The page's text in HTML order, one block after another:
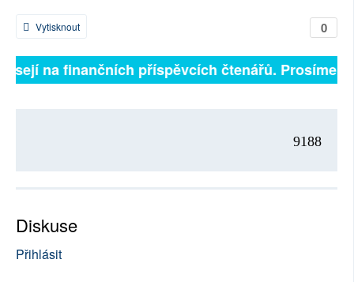
0
Vytisknout
na finančních příspěvcích čtenářů. Prosíme,
9188
Diskuse
Přihlásit